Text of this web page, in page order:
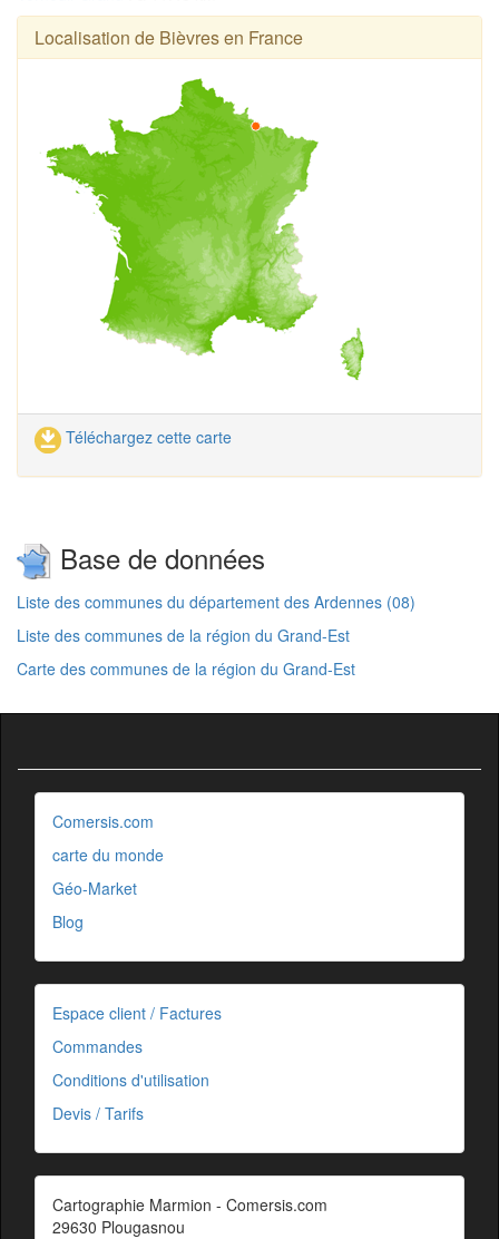
Localisation de Bièvres en France
Téléchargez cette carte
Base de données
Liste des communes du département des Ardennes (08)
Liste des communes de la région du Grand-Est
Carte des communes de la région du Grand-Est
Comersis.com
carte du monde
Géo-Market
Blog
Espace client / Factures
Commandes
Conditions d'utilisation
Devis / Tarifs
Cartographie Marmion - Comersis.com
29630 Plougasnou